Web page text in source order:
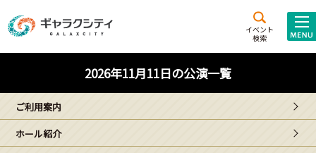
イベント
検索
施設案内
西新井
文化ホール
ギャラクシティとは
2026年11月11日の公演一覧
ご利用案内
ホール紹介